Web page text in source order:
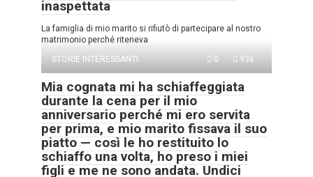
inaspettata
La famiglia di mio marito si rifiutò di partecipare al nostro
matrimonio perché riteneva
STORIE INTERESSANTI
0 936
Mia cognata mi ha schiaffeggiata
durante la cena per il mio
anniversario perché mi ero servita
per prima, e mio marito fissava il suo
piatto — così le ho restituito lo
schiaffo una volta, ho preso i miei
figli e me ne sono andata. Undici